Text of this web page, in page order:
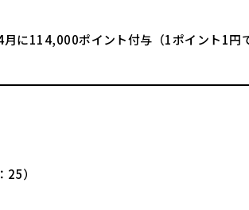
に114,000ポイント付与（1ポイント1円
）